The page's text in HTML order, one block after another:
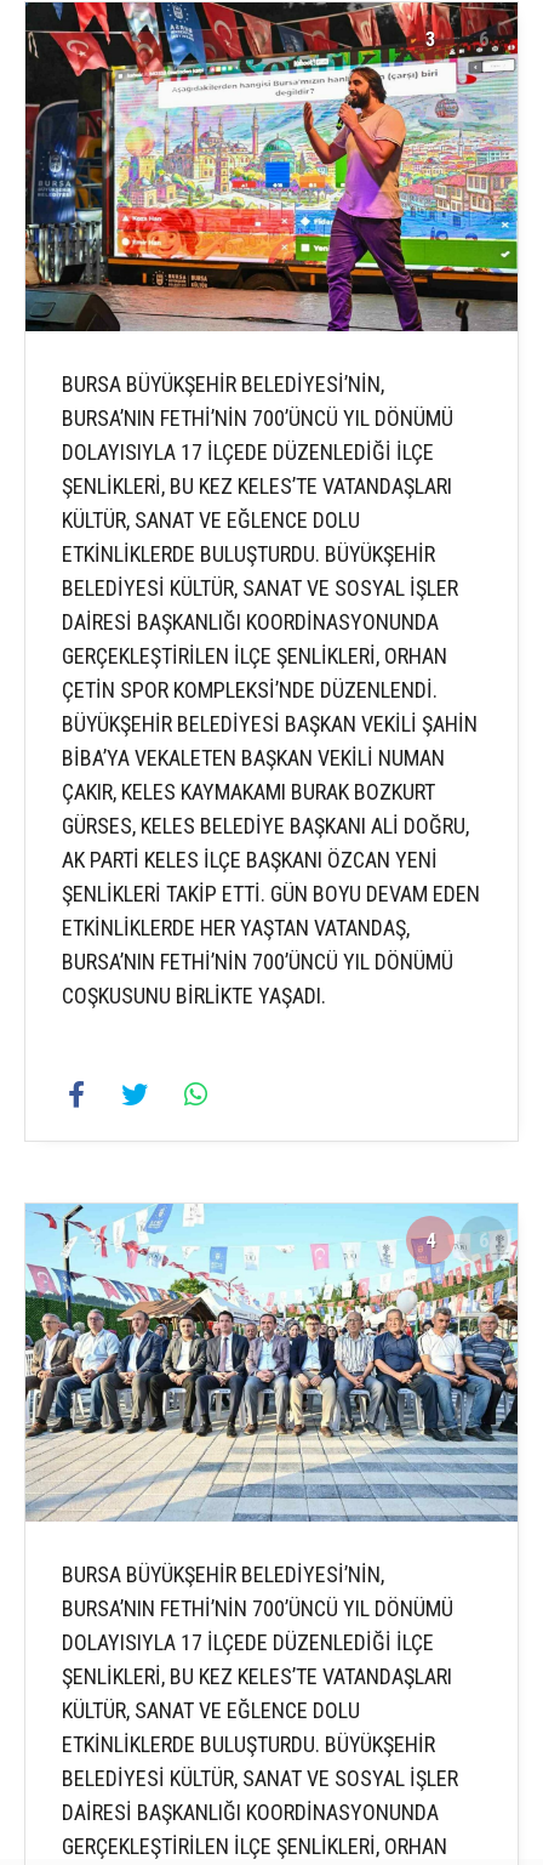
3 6
BURSA BÜYÜKŞEHİR BELEDİYESİ’NİN,
BURSA’NIN FETHİ’NİN 700’ÜNCÜ YIL DÖNÜMÜ
DOLAYISIYLA 17 İLÇEDE DÜZENLEDİĞİ İLÇE
ŞENLİKLERİ, BU KEZ KELES’TE VATANDAŞLARI
KÜLTÜR, SANAT VE EĞLENCE DOLU
ETKİNLİKLERDE BULUŞTURDU. BÜYÜKŞEHİR
BELEDİYESİ KÜLTÜR, SANAT VE SOSYAL İŞLER
DAİRESİ BAŞKANLIĞI KOORDİNASYONUNDA
GERÇEKLEŞTİRİLEN İLÇE ŞENLİKLERİ, ORHAN
ÇETİN SPOR KOMPLEKSİ’NDE DÜZENLENDİ.
BÜYÜKŞEHİR BELEDİYESİ BAŞKAN VEKİLİ ŞAHİN
BİBA’YA VEKALETEN BAŞKAN VEKİLİ NUMAN
ÇAKIR, KELES KAYMAKAMI BURAK BOZKURT
GÜRSES, KELES BELEDİYE BAŞKANI ALİ DOĞRU,
AK PARTİ KELES İLÇE BAŞKANI ÖZCAN YENİ
ŞENLİKLERİ TAKİP ETTİ. GÜN BOYU DEVAM EDEN
ETKİNLİKLERDE HER YAŞTAN VATANDAŞ,
BURSA’NIN FETHİ’NİN 700’ÜNCÜ YIL DÖNÜMÜ
COŞKUSUNU BİRLİKTE YAŞADI.
4 6
BURSA BÜYÜKŞEHİR BELEDİYESİ’NİN,
BURSA’NIN FETHİ’NİN 700’ÜNCÜ YIL DÖNÜMÜ
DOLAYISIYLA 17 İLÇEDE DÜZENLEDİĞİ İLÇE
ŞENLİKLERİ, BU KEZ KELES’TE VATANDAŞLARI
KÜLTÜR, SANAT VE EĞLENCE DOLU
ETKİNLİKLERDE BULUŞTURDU. BÜYÜKŞEHİR
BELEDİYESİ KÜLTÜR, SANAT VE SOSYAL İŞLER
DAİRESİ BAŞKANLIĞI KOORDİNASYONUNDA
GERÇEKLEŞTİRİLEN İLÇE ŞENLİKLERİ, ORHAN